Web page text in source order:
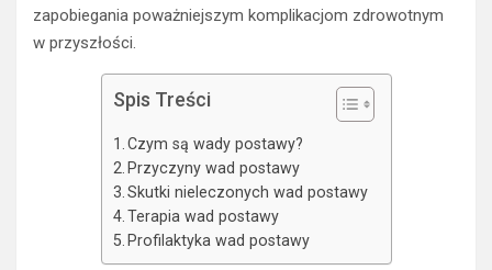
zapobiegania poważniejszym komplikacjom zdrowotnym
w przyszłości.
Spis Treści
Czym są wady postawy?
Przyczyny wad postawy
Skutki nieleczonych wad postawy
Terapia wad postawy
Profilaktyka wad postawy